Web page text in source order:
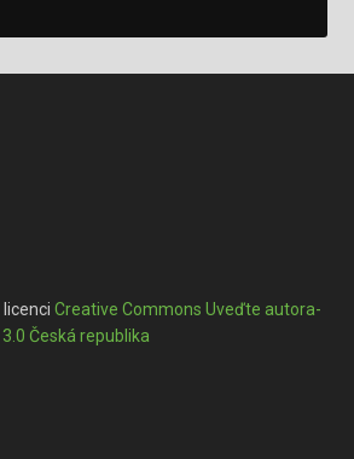
licenciCreative Commons Uveďte autora-
Česká republika